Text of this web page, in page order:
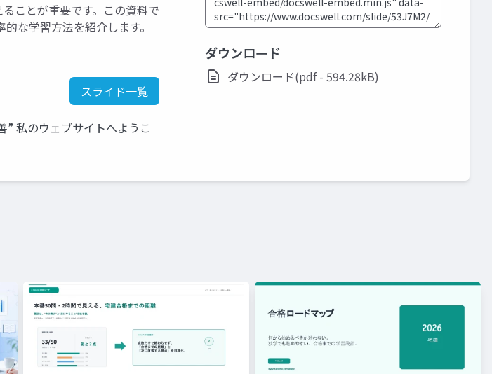
ことが重要です。この資料で
な学習方法を紹介します。
スライド一覧
” 私のウェブサイトへようこ
ダウンロード
ダウンロード(pdf - 594.28kB)